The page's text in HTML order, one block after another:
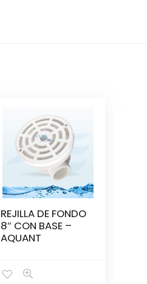
REJILLA DE FONDO
8″ CON BASE –
AQUANT